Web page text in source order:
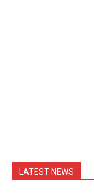
LATEST NEWS